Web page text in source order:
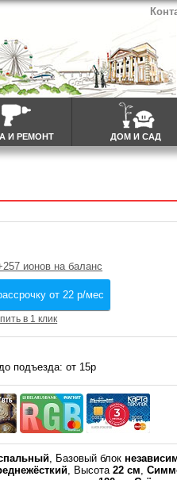
И РЕМОНТ ДОМ И САД
ионов на баланс
от 22 р/мес
в 1 клик
подъезда: от 15р
, Базовый блок
, Высота22 см,